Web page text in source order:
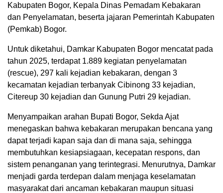
Kabupaten Bogor, Kepala Dinas Pemadam Kebakaran
dan Penyelamatan, beserta jajaran Pemerintah Kabupaten
(Pemkab) Bogor.
Untuk diketahui, Damkar Kabupaten Bogor mencatat pada
tahun 2025, terdapat 1.889 kegiatan penyelamatan
(rescue), 297 kali kejadian kebakaran, dengan 3
kecamatan kejadian terbanyak Cibinong 33 kejadian,
Citereup 30 kejadian dan Gunung Putri 29 kejadian.
Menyampaikan arahan Bupati Bogor, Sekda Ajat
menegaskan bahwa kebakaran merupakan bencana yang
dapat terjadi kapan saja dan di mana saja, sehingga
membutuhkan kesiapsiagaan, kecepatan respons, dan
sistem penanganan yang terintegrasi. Menurutnya, Damkar
menjadi garda terdepan dalam menjaga keselamatan
masyarakat dari ancaman kebakaran maupun situasi